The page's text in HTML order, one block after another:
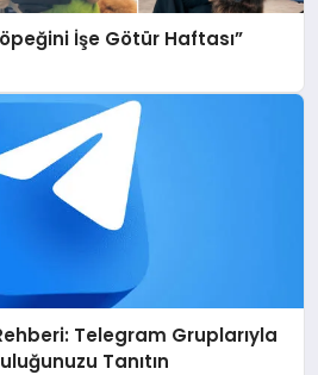
İşe Götür Haftası”
Telegram Gruplarıyla
Tanıtın